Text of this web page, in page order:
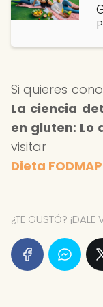
Si quieres
La ciencia
en gluten: Lo
Dieta
¿TE GUSTÓ? ¡DALE